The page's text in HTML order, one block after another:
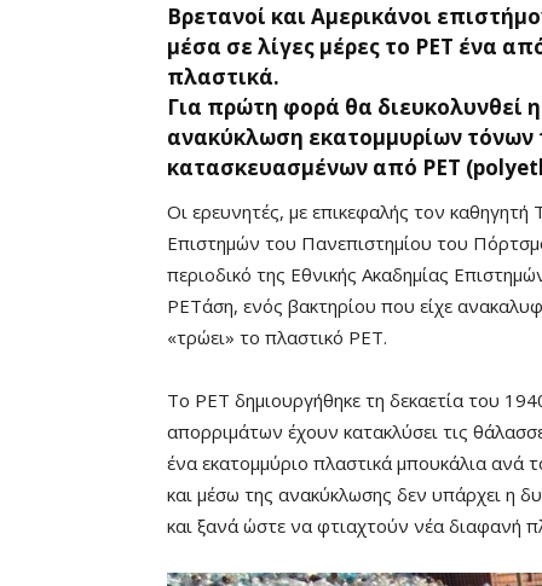
Βρετανοί και Αμερικάνοι
μέσα σε λίγες μέρες το ΡΕΤ ένα
πλαστικά.
Για πρώτη φορά θα διευκολυνθεί
ανακύκλωση εκατομμυρίων τόνων
κατασκευασμένων από ΡΕΤ
Οι ερευνητές, με επικεφαλής τον
Επιστημών του Πανεπιστημίου του
περιοδικό της Εθνικής Ακαδημίας
PETάση, ενός βακτηρίου που είχε
«τρώει» το πλαστικό ΡΕΤ.
Mute
Το ΡΕΤ δημιουργήθηκε τη δεκαετία του
απορριμάτων έχουν κατακλύσει τις
ένα εκατομμύριο πλαστικά μπουκάλια ανά
και μέσω της ανακύκλωσης δεν υπάρχει η
και ξανά ώστε να φτιαχτούν νέα διαφανή